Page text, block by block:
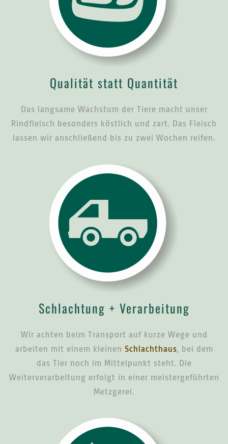
Qualität statt Quantität
Das langsame Wachstum der Tiere macht unser
Rindfleisch besonders köstlich und zart. Das Fleisch
lassen wir anschließend bis zu zwei Wochen reifen.
Schlachtung + Verarbeitung
Wir achten beim Transport auf kurze Wege und
arbeiten mit einem kleinen Schlachthaus, bei dem
das Tier noch im Mittelpunkt steht. Die
Weiterverarbeitung erfolgt in einer meistergeführten
Metzgerei.